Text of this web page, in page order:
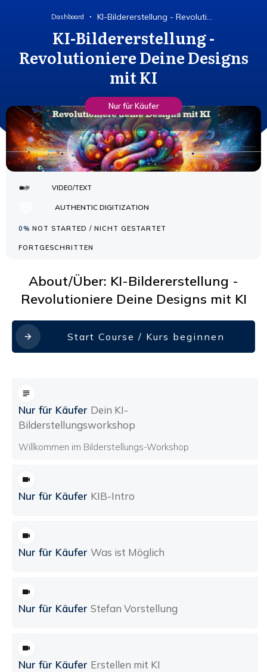
Dashboard KI-Bildererstellung - Revolutioniere Deine Designs mit KI
KI-Bildererstellung -
Revolutioniere Deine Designs
mit KI
Nur für Käufer
VIDEO/TEXT
AUTHENTIC DIGITIZATION
0% NOT STARTED / NICHT GESTARTET
FORTGESCHRITTEN
About/Über: KI-Bildererstellung -
Revolutioniere Deine Designs mit KI
Start Course / Kurs beginnen
Nur für Käufer Dein KI-
Bilderstellungsworkshop
Willkommen im Bilderstellungs-Workshop
Nur für Käufer KIB-Intro
Nur für Käufer Was ist Möglich
Nur für Käufer Stefan Vorstellung
Nur für Käufer Erstellen mit KI